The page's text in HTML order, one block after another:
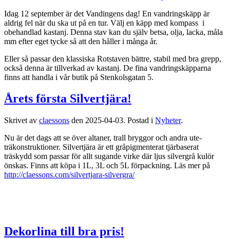
Idag 12 september är det Vandingens dag! En vandringskäpp är
aldrig fel när du ska ut på en tur. Välj en käpp med kompass i
obehandlad kastanj. Denna stav kan du själv betsa, olja, lacka, måla
mm efter eget tycke så att den håller i många år.
Eller så passar den klassiska Rotstaven bättre, stabil med bra grepp,
också denna är tillverkad av kastanj. De fina vandringskäpparna
finns att handla i vår butik på Stenkolsgatan 5.
Årets första Silvertjära!
Skrivet av claessons den 2025-04-03. Postad i Nyheter.
Nu är det dags att se över altaner, trall bryggor och andra ute-
träkonstruktioner. Silvertjära är ett gråpigmenterat tjärbaserat
träskydd som passar för allt sugande virke där ljus silvergrå kulör
önskas. Finns att köpa i 1L, 3L och 5L förpackning. Läs mer på
http://claessons.com/silvertjara-silvergra/
Dekorlina till bra pris!